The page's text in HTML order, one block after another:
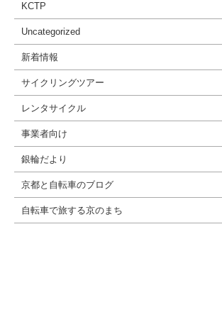
KCTP
Uncategorized
新着情報
サイクリングツアー
レンタサイクル
事業者向け
銀輪だより
京都と自転車のブログ
自転車で旅する京のまち